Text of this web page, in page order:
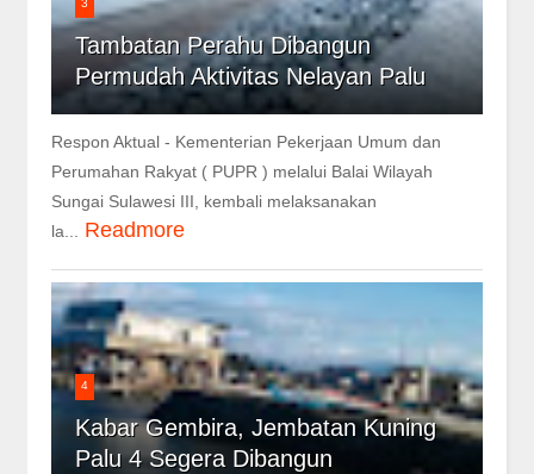
3
Tambatan Perahu Dibangun
Permudah Aktivitas Nelayan Palu
Respon Aktual - Kementerian Pekerjaan Umum dan
Perumahan Rakyat ( PUPR ) melalui Balai Wilayah
Sungai Sulawesi III, kembali melaksanakan
la...
Readmore
4
Kabar Gembira, Jembatan Kuning
Palu 4 Segera Dibangun